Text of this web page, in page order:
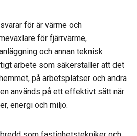
för är värme och
för fjärrvärme,
och annan teknisk
arbete som säkerställer att det
på arbetsplatser och andra
används på ett effektivt sätt när
energi och miljö.